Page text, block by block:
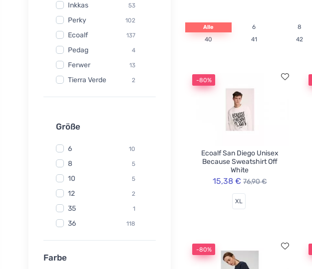
Inkkas 53
Perky 102
Ecoalf 137
Pedag 4
Ferwer 13
Tierra Verde 2
Watersavers
Yuuki
Größe
6 10
8 5
10 5
12 2
35 1
36 118
37
Farbe
Alle 6 8
40
41 42
-80%
Ecoalf San Diego Unisex
Because Sweatshirt Off
White
15,38 € 76,90 €
XL
-80%